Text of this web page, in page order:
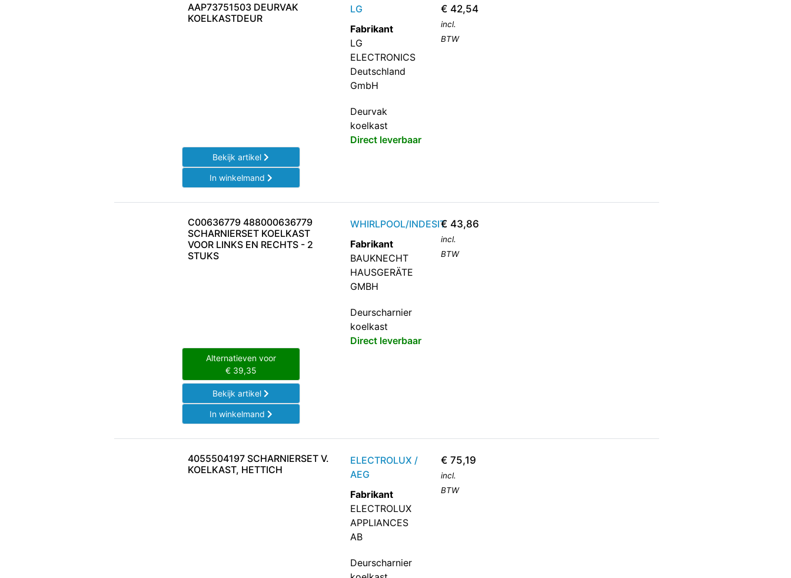
AAP73751503 DEURVAK
KOELKASTDEUR
LG
Fabrikant
LG
ELECTRONICS
Deutschland
GmbH
Deurvak
koelkast
Direct leverbaar
€ 42,54
incl.
BTW
Bekijk artikel
In winkelmand
C00636779 488000636779
SCHARNIERSET KOELKAST
VOOR LINKS EN RECHTS - 2
STUKS
WHIRLPOOL/INDESIT
Fabrikant
BAUKNECHT
HAUSGERÄTE
GMBH
Deurscharnier
koelkast
Direct leverbaar
€ 43,86
incl.
BTW
Alternatieven voor
€39,35
Bekijk artikel
In winkelmand
4055504197 SCHARNIERSET V.
KOELKAST, HETTICH
ELECTROLUX /
AEG
Fabrikant
ELECTROLUX
APPLIANCES
AB
Deurscharnier
€ 75,19
incl.
BTW